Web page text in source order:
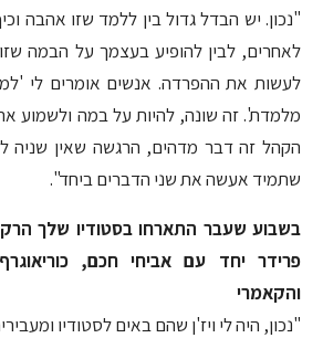
"נכון. יש הבדל גדול בין ללמד שזו אהבה
לאחרים, לבין להופיע בעצמך על הבמה
לעשות את ההפרדה. אנשים אומרים לי
מלמדת'. זה שונה, להיות על במה ולשמוע
הקהל זה דבר מדהים, הרגשה שאין שניה
שתמיד אעשה את שני הדברים ביחד".
בשבוע שעבר התארחו בסטודיו שלך
פרידר יחד עם אביחי חכם,
והקאמרי
"נכון, היה לי ויז'ן שהם באים לסטודיו